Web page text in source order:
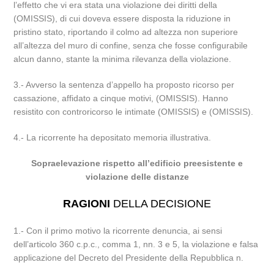
l’effetto che vi era stata una violazione dei diritti della
(OMISSIS), di cui doveva essere disposta la riduzione in
pristino stato, riportando il colmo ad altezza non superiore
all’altezza del muro di confine, senza che fosse configurabile
alcun danno, stante la minima rilevanza della violazione.
3.- Avverso la sentenza d’appello ha proposto ricorso per
cassazione, affidato a cinque motivi, (OMISSIS). Hanno
resistito con controricorso le intimate (OMISSIS) e (OMISSIS).
4.- La ricorrente ha depositato memoria illustrativa.
Sopraelevazione rispetto all’edificio preesistente e
violazione delle distanze
RAGIONI DELLA DECISIONE
1.- Con il primo motivo la ricorrente denuncia, ai sensi
dell’articolo 360 c.p.c., comma 1, nn. 3 e 5, la violazione e falsa
applicazione del Decreto del Presidente della Repubblica n.